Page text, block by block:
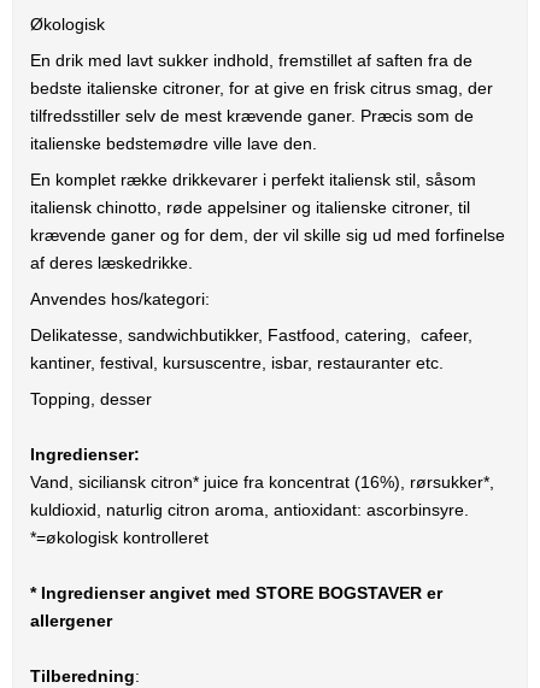
Økologisk
En drik med lavt sukker indhold, fremstillet af saften fra de
bedste italienske citroner, for at give en frisk citrus smag, der
tilfredsstiller selv de mest krævende ganer. Præcis som de
italienske bedstemødre ville lave den.
En komplet række drikkevarer i perfekt italiensk stil, såsom
italiensk chinotto, røde appelsiner og italienske citroner, til
krævende ganer og for dem, der vil skille sig ud med forfinelse
af deres læskedrikke.
Anvendes hos/kategori:
Delikatesse, sandwichbutikker, Fastfood, catering, cafeer,
kantiner, festival, kursuscentre, isbar, restauranter etc.
Topping, desser
Ingredienser:
Vand, siciliansk citron* juice fra koncentrat (16%), rørsukker*,
kuldioxid, naturlig citron aroma, antioxidant: ascorbinsyre.
*=økologisk kontrolleret
* Ingredienser angivet med STORE BOGSTAVER er
allergener
Tilberedning: